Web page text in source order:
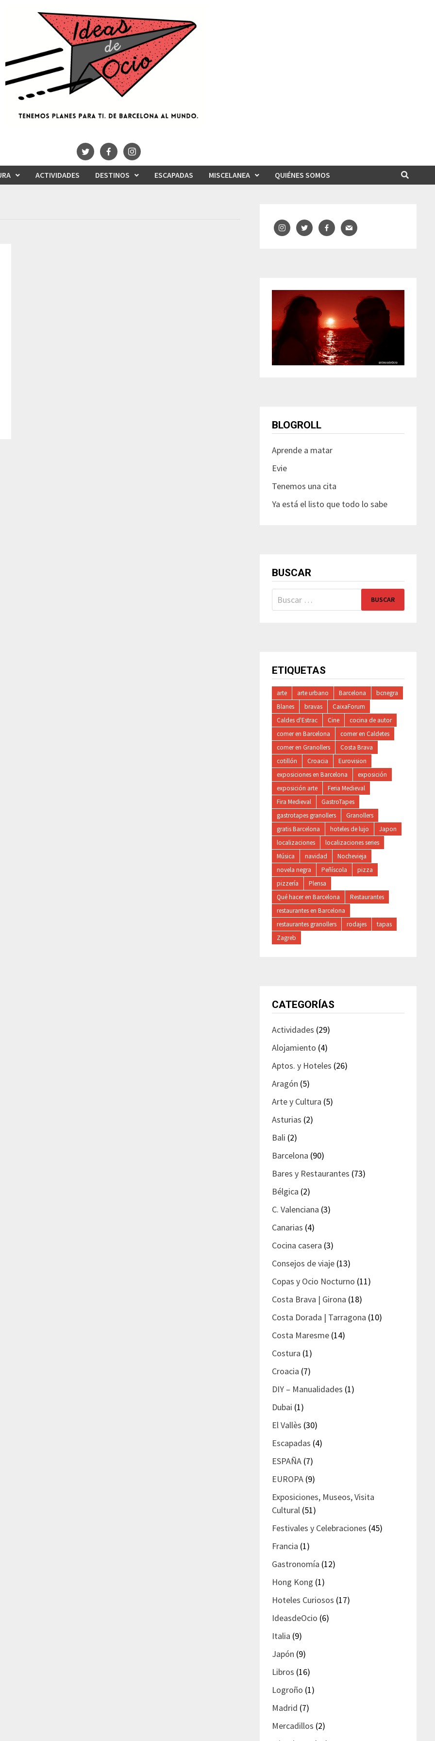
ACTIVIDADES DESTINOS ESCAPADAS MISCELANEA QUIÉNES SOMOS
BLOGROLL
Aprende a matar
Evie
Tenemos una cita
Ya está el listo que todo lo sabe
BUSCAR
Buscar:
ETIQUETAS
arte arte urbano Barcelona
bcnegra
Blanes
bravas
CaixaForum
Caldes d'Estrac
Cine
cocina de autor
comer en Barcelona
comer en Caldetes
comer en Granollers
Costa Brava
cotillón
Croacia
Eurovision
exposiciones en Barcelona
exposición
exposición arte
Feria Medieval
Fira Medieval
GastroTapes
gastrotapes granollers
Granollers
gratis Barcelona
hoteles de lujo
Japon
localizaciones
localizaciones series
Música
navidad
Nochevieja
novela negra
Peñíscola
pizza
pizzería
Plensa
Qué hacer en Barcelona
Restaurantes
restaurantes en Barcelona
restaurantes granollers
rodajes
tapas
Zagreb
CATEGORÍAS
Actividades (29)
Alojamiento (4)
Aptos. y Hoteles (26)
Aragón (5)
Arte y Cultura (5)
Asturias (2)
Bali (2)
Barcelona (90)
Bares y Restaurantes (73)
Bélgica (2)
C. Valenciana (3)
Canarias (4)
Cocina casera (3)
Consejos de viaje (13)
Copas y Ocio Nocturno (11)
Costa Brava | Girona (18)
Costa Dorada | Tarragona (10)
Costa Maresme (14)
Costura (1)
Croacia (7)
DIY – Manualidades (1)
Dubai (1)
El Vallès (30)
Escapadas (4)
ESPAÑA (7)
EUROPA (9)
Exposiciones, Museos, Visita
Cultural (51)
Festivales y Celebraciones (45)
Francia (1)
Gastronomía (12)
Hong Kong (1)
Hoteles Curiosos (17)
IdeasdeOcio (6)
Italia (9)
Japón (9)
Libros (16)
Logroño (1)
Madrid (7)
Mercadillos (2)